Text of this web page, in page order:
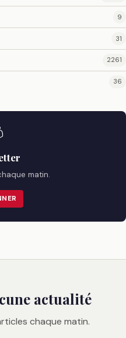
9
31
2261
36
matin.
actualité
chaque matin.